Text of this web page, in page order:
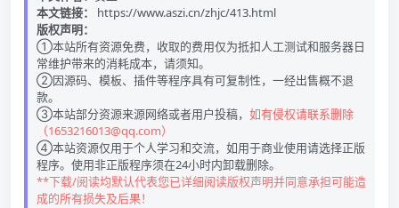
本文链接：
https://www.aszi.cn/zhjc/413.html
版权声明：
①本站所有资源免费，收取的费用仅为抵扣人工测试和服务器日
常维护带来的消耗成本，请须知。
②因源码、模板、插件等程序具有可复制性，一经出售概不退
款。
③本站部分资源来源网络或者用户投稿， 如有侵权请联系删除
（1653216013@qq.com）
④本站资源仅用于个人学习和交流，如用于商业使用请选择正版
程序。使用非正版程序须在24小时内卸载删除。
**下载/阅读均默认代表您已详细阅读版权声明并同意承担可能造
成的所有损失及后果！